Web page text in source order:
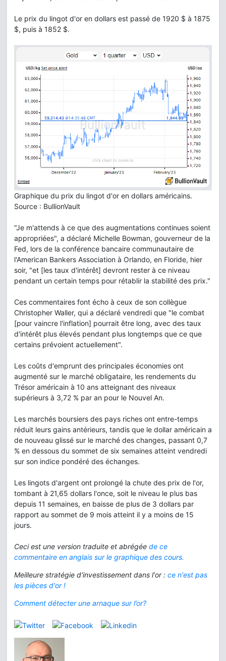
Le prix du lingot d'or en dollars est passé de 1920 $ à 1875
$, puis à 1852 $.
Graphique du prix du lingot d'or en dollars américains.
Source : BullionVault
"Je m'attends à ce que des augmentations continues soient
appropriées", a déclaré Michelle Bowman, gouverneur de la
Fed, lors de la conférence bancaire communautaire de
l'American Bankers Association à Orlando, en Floride, hier
soir, "et [les taux d'intérêt] devront rester à ce niveau
pendant un certain temps pour rétablir la stabilité des prix."
Ces commentaires font écho à ceux de son collègue
Christopher Waller, qui a déclaré vendredi que "le combat
[pour vaincre l'inflation] pourrait être long, avec des taux
d'intérêt plus élevés pendant plus longtemps que ce que
certains prévoient actuellement".
Les coûts d'emprunt des principales économies ont
augmenté sur le marché obligataire, les rendements du
Trésor américain à 10 ans atteignant des niveaux
supérieurs à 3,72 % par an pour le Nouvel An.
Les marchés boursiers des pays riches ont entre-temps
réduit leurs gains antérieurs, tandis que le dollar américain a
de nouveau glissé sur le marché des changes, passant 0,7
% en dessous du sommet de six semaines atteint vendredi
sur son indice pondéré des échanges.
Les lingots d'argent ont prolongé la chute des prix de l'or,
tombant à 21,65 dollars l'once, soit le niveau le plus bas
depuis 11 semaines, en baisse de plus de 3 dollars par
rapport au sommet de 9 mois atteint il y a moins de 15
jours.
Ceci est une version traduite et abrégée de ce
commentaire en anglais sur le graphique des cours.
Meilleure stratégie d'investissement dans l'or : ce n'est pas
les pièces d'or !
Comment détecter une arnaque sur l’or?